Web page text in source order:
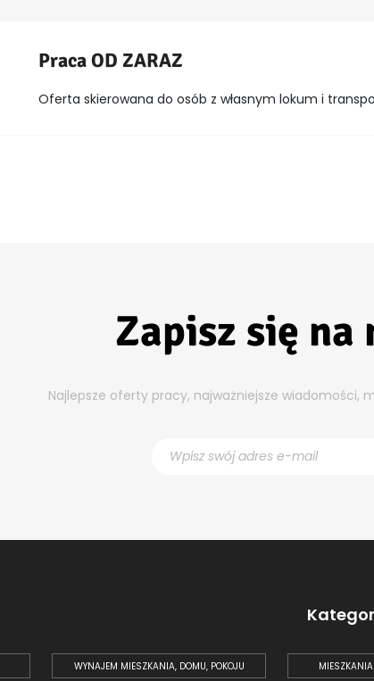
Praca OD ZARAZ
Oferta skierowana do osób z własnym lokum i
Zapisz się
Najlepsze oferty pracy, najważniejsze wiadomości,
WYNAJEM MIESZKANIA, DOMU, POKOJU